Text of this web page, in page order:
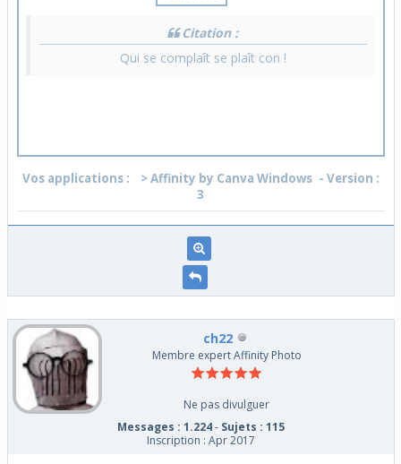
Citation :
Qui se complaît se plaît con !
Vos applications : > Affinity by Canva Windows - Version :
3
ch22
Membre expert Affinity Photo
Ne pas divulguer
Messages : 1.224- Sujets : 115
Inscription : Apr 2017